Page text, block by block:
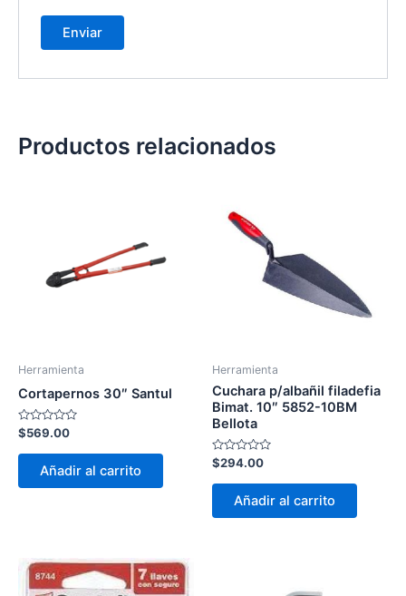
Productos relacionados
Herramienta
Cortapernos 30″ Santul
Valorado
con
0
$569.00
Añadir al carrito
Herramienta
Cuchara p/albañil filadefia
Bimat. 10″ 5852-10BM
Bellota
Valorado
con
0
$294.00
Añadir al carrito